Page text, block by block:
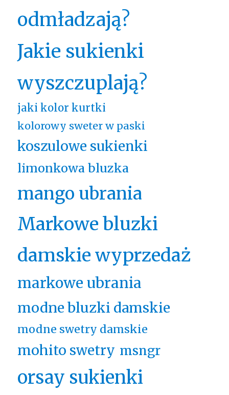
odmładzają?
Jakie sukienki
wyszczuplają?
jaki kolor kurtki
kolorowy sweter w paski
koszulowe sukienki
limonkowa bluzka
mango ubrania
Markowe bluzki
damskie wyprzedaż
markowe ubrania
modne bluzki damskie
modne swetry damskie
mohito swetry msngr
orsay sukienki